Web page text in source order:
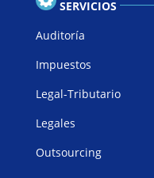
SERVICIOS
Auditoría
Impuestos
Legal-Tributario
Legales
Outsourcing